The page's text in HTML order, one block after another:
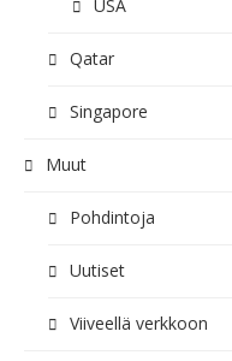
USA
Qatar
Singapore
Muut
Pohdintoja
Uutiset
Viiveellä verkkoon